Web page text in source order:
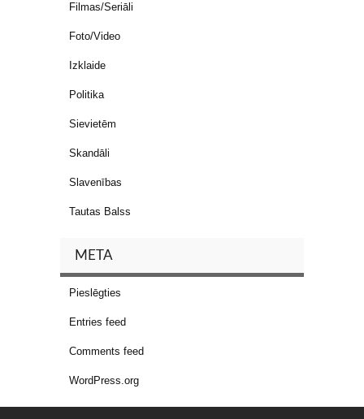
Filmas/Seriāli
Foto/Video
Izklaide
Politika
Sievietēm
Skandāli
Slavenības
Tautas Balss
META
Pieslēgties
Entries feed
Comments feed
WordPress.org